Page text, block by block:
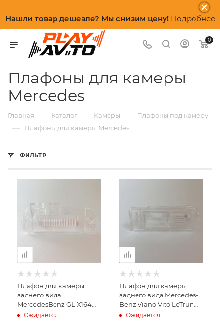
Нашли товар дешевле? Мы снизим цену! Подробнее
0
Плафоны для камеры
Mercedes
Главная — Каталог — Камеры — Плафоны под камеру
— Плафоны для камеры Mercedes
ФИЛЬТР
Плафон для камеры
заднего вида
MerсedesBenz GL X164
(2006-2012) / ML W164
Ожидается
Плафон для камеры
заднего вида Mercedes-
Benz Viano Vito LeTrun
3460
Ожидается